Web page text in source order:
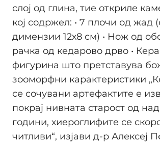
слој од глина, тие откриле
кој содржел: • 7 плочи од жад
димензии 12х8 см) • Нож од
рачка од кедарово дрво •
фигурина што претставува
зооморфни карактеристики
се сочувани артефактите е
покрај нивната старост од
години, хиероглифите се
читливи“, изјави д-р Алексeј